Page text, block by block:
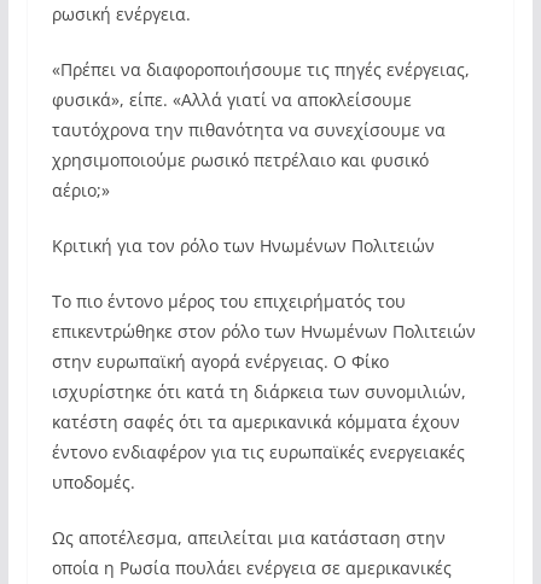
ρωσική ενέργεια.
«Πρέπει να διαφοροποιήσουμε τις πηγές ενέργειας,
φυσικά», είπε. «Αλλά γιατί να αποκλείσουμε
ταυτόχρονα την πιθανότητα να συνεχίσουμε να
χρησιμοποιούμε ρωσικό πετρέλαιο και φυσικό
αέριο;»
Κριτική για τον ρόλο των Ηνωμένων Πολιτειών
Το πιο έντονο μέρος του επιχειρήματός του
επικεντρώθηκε στον ρόλο των Ηνωμένων Πολιτειών
στην ευρωπαϊκή αγορά ενέργειας. Ο Φίκο
ισχυρίστηκε ότι κατά τη διάρκεια των συνομιλιών,
κατέστη σαφές ότι τα αμερικανικά κόμματα έχουν
έντονο ενδιαφέρον για τις ευρωπαϊκές ενεργειακές
υποδομές.
Ως αποτέλεσμα, απειλείται μια κατάσταση στην
οποία η Ρωσία πουλάει ενέργεια σε αμερικανικές